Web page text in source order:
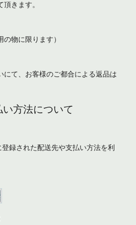
きます。
物に限ります）
にて、お客様のご都合による返品は
い方法について
録された配送先や支払い方法を利